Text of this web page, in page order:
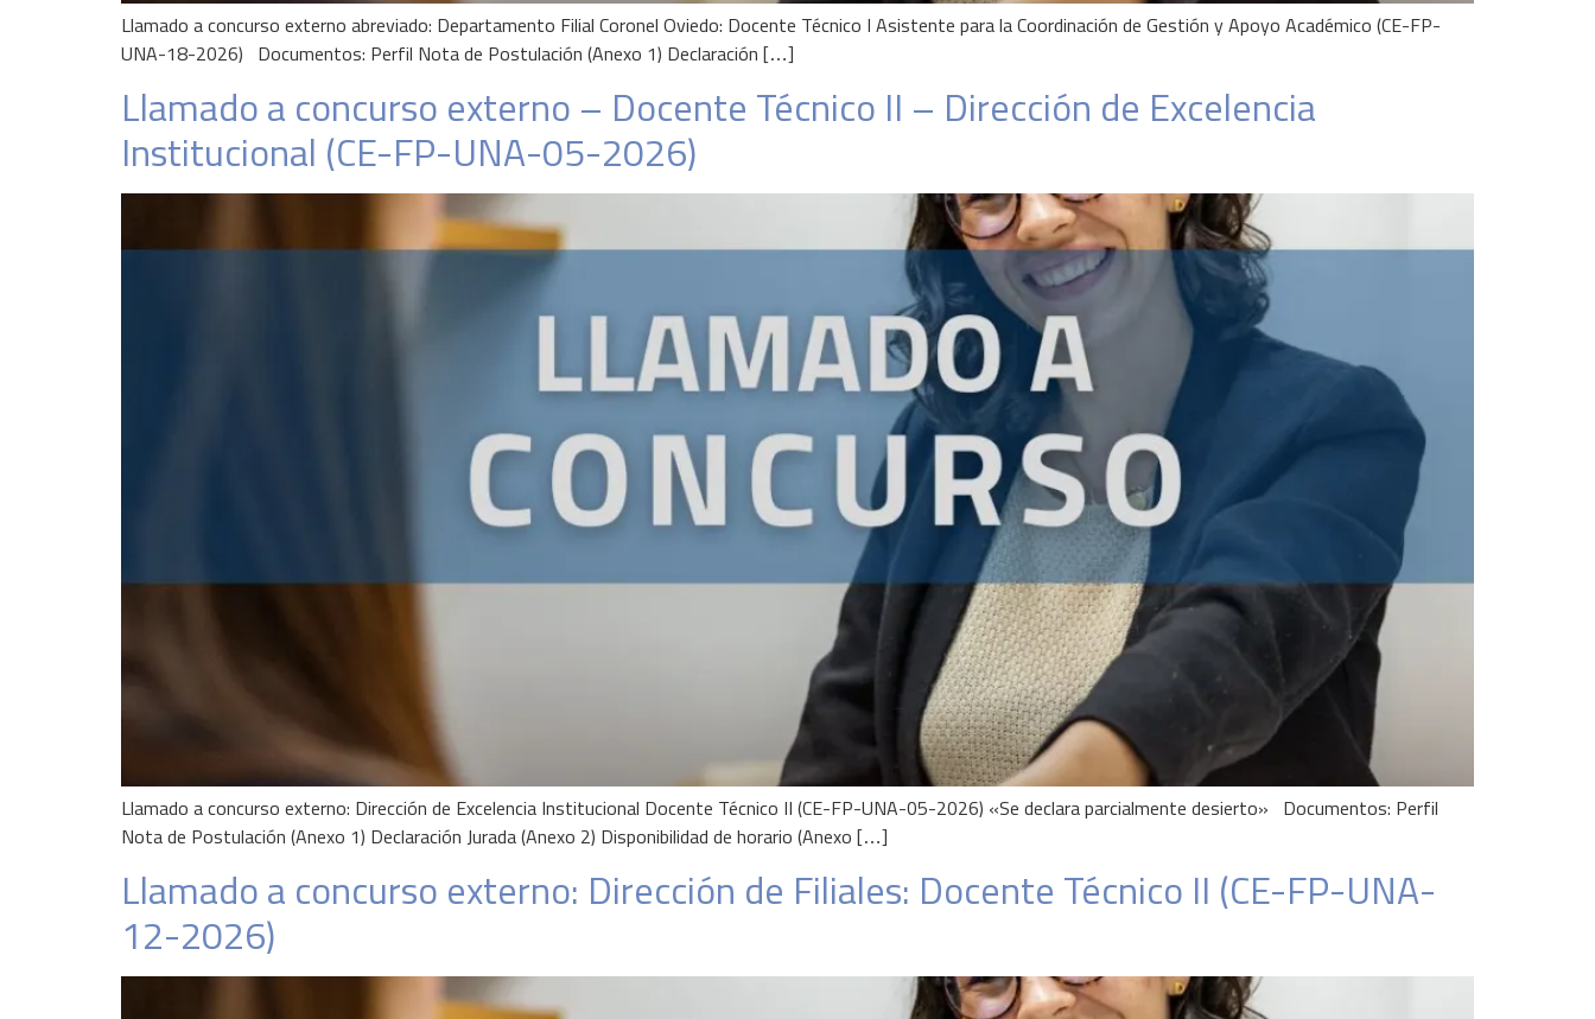
Llamado a concurso externo abreviado: Departamento Filial Coronel Oviedo: Docente Técnico I Asistente para la Coordinación de Gestión y Apoyo Académico (CE-FP-
UNA-18-2026) Documentos: Perfil Nota de Postulación (Anexo 1) Declaración […]
Llamado a concurso externo – Docente Técnico II – Dirección de Excelencia
Institucional (CE-FP-UNA-05-2026)
Llamado a concurso externo: Dirección de Excelencia Institucional Docente Técnico II (CE-FP-UNA-05-2026) «Se declara parcialmente desierto» Documentos: Perfil
Nota de Postulación (Anexo 1) Declaración Jurada (Anexo 2) Disponibilidad de horario (Anexo […]
Llamado a concurso externo: Dirección de Filiales: Docente Técnico II (CE-FP-UNA-
12-2026)